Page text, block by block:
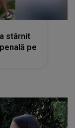
stârnit
pe